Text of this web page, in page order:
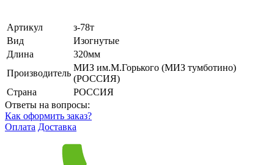
Артикул
з-78т
Вид
Изогнутые
Длина
320мм
Производитель
МИЗ им.М.Горького (МИЗ тумботино)
(РОССИЯ)
Страна
РОССИЯ
Ответы на вопросы:
Как оформить заказ?
Оплата Доставка